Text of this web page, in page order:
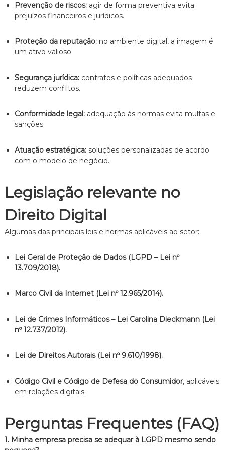
Prevenção de riscos:agir de forma preventiva evita
prejuízos financeiros e jurídicos.
Proteção da reputação:no ambiente digital, a imagem é
um ativo valioso.
Segurança jurídica:contratos e políticas adequados
reduzem conflitos.
Conformidade legal:adequação às normas evita multas e
sanções.
Atuação estratégica:soluções personalizadas de acordo
com o modelo de negócio.
Legislação relevante no
Direito Digital
Algumas das principais leis e normas aplicáveis ao setor:
Lei Geral de Proteção de Dados (LGPD – Lei nº
13.709/2018).
Marco Civil da Internet (Lei nº 12.965/2014).
Lei de Crimes Informáticos – Lei Carolina Dieckmann (Lei
nº 12.737/2012).
Lei de Direitos Autorais (Lei nº 9.610/1998).
Código Civil e Código de Defesa do Consumidor, aplicáveis
em relações digitais.
Perguntas Frequentes (FAQ)
1. Minha empresa precisa se adequar à LGPD mesmo sendo